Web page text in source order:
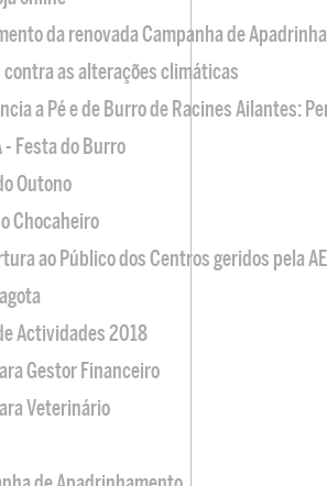
da renovada Campanha de
contra as alterações climáticas
a Pé e de Burro de Racines Ailantes:
- Festa do Burro
Outono
Chocaheiro
ao Público dos Centros geridos pela
Actividades 2018
Gestor Financeiro
Veterinário